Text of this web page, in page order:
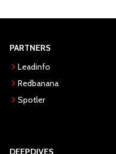
PARTNERS
Leadinfo
Redbanana
Spotler
DEEPDIVES